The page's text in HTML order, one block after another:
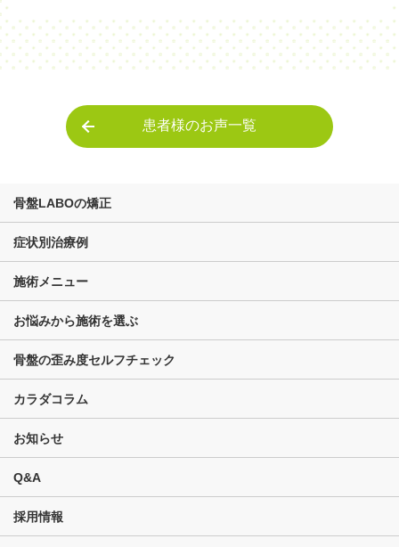
患者様のお声一覧
骨盤LABOの矯正
症状別治療例
施術メニュー
お悩みから施術を選ぶ
骨盤の歪み度セルフチェック
カラダコラム
お知らせ
Q&A
採用情報